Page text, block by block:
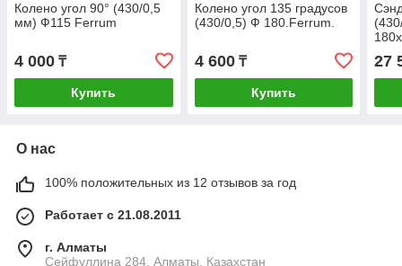
Колено угол 90° (430/0,5
мм) Ф115 Ferrum
4 000 ₸
Купить
Колено угол 135 градусов
(430/0,5) Ф 180.Ferrum.
4 600₸
Купить
27
О нас
100% положительных из 12 отзывов за год
Работает с 21.08.2011
г. Алматы
Сейфуллина 284, Алматы, Казахстан